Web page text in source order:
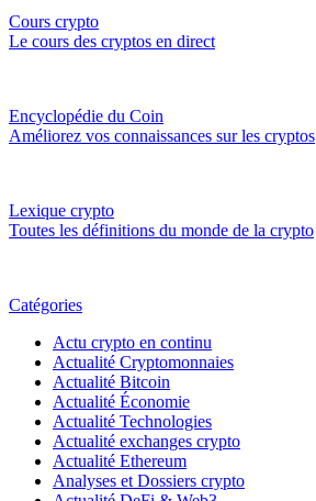
Cours crypto
Le cours des cryptos en direct
Encyclopédie du Coin
Améliorez vos connaissances sur les cryptos
Lexique crypto
Toutes les définitions du monde de la crypto
Catégories
Actu crypto en continu
Actualité Cryptomonnaies
Actualité Bitcoin
Actualité Économie
Actualité Technologies
Actualité exchanges crypto
Actualité Ethereum
Analyses et Dossiers crypto